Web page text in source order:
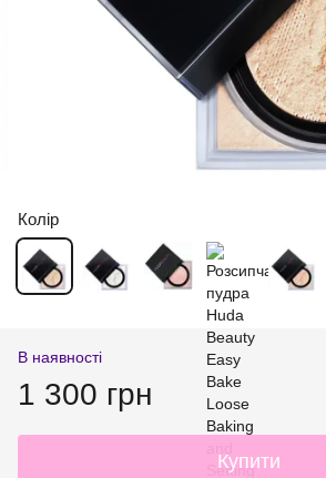
Колір
В наявності
1 300 грн
Купити